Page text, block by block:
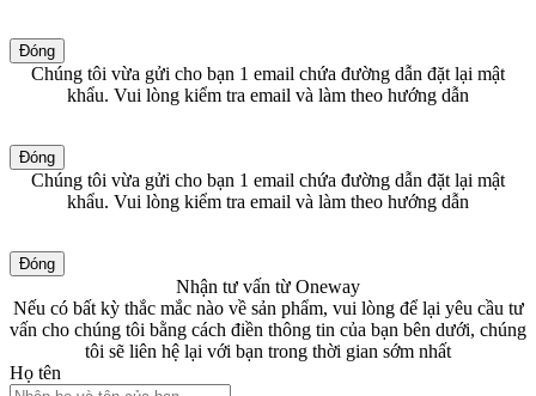
Đóng
Chúng tôi vừa gửi cho bạn 1 email chứa đường dẫn đặt lại mật
khẩu. Vui lòng kiểm tra email và làm theo hướng dẫn
Đóng
Chúng tôi vừa gửi cho bạn 1 email chứa đường dẫn đặt lại mật
khẩu. Vui lòng kiểm tra email và làm theo hướng dẫn
Đóng
Nhận tư vấn từ Oneway
Nếu có bất kỳ thắc mắc nào về sản phẩm, vui lòng để lại yêu cầu tư
vấn cho chúng tôi bằng cách điền thông tin của bạn bên dưới, chúng
tôi sẽ liên hệ lại với bạn trong thời gian sớm nhất
Họ tên